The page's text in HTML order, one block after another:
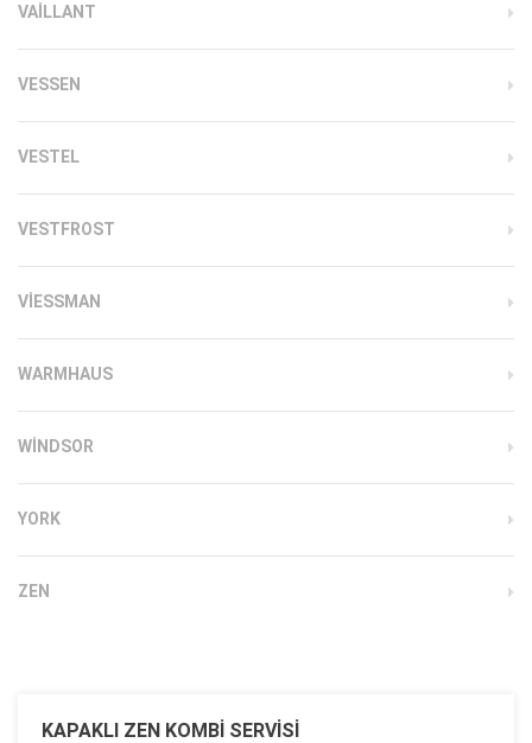
VAILLANT
VESSEN
VESTEL
VESTFROST
VIESSMAN
WARMHAUS
WINDSOR
YORK
ZEN
KAPAKLI ZEN KOMBI SERVISI